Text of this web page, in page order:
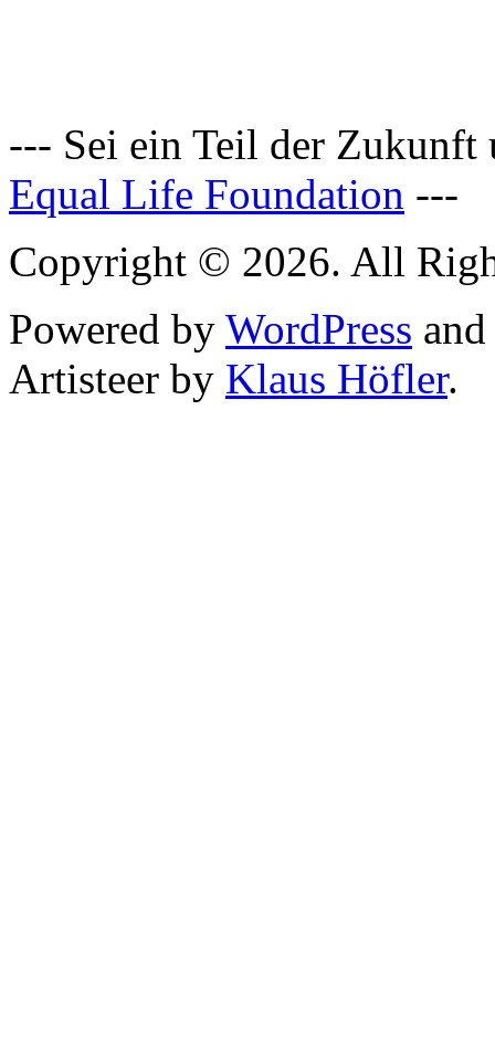
--- Sei ein Teil der Zukunft
Equal Life Foundation ---
Copyright © 2026. All
Powered by WordPress and
Artisteer by Klaus Höfler.